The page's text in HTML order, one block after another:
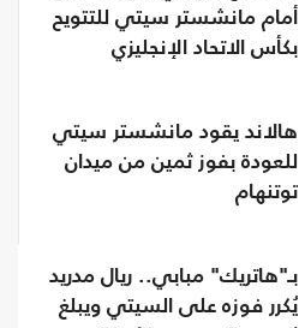
أمام مانشستر سيتي للتتويح
بكأس الاتحاد الإنجليزي
هالاند يقود مانشستر سيتي
للعودة بفوز ثمين من ميدان
توتنهام
بـ"هاتريك" مبابي.. ريال مدريد
يُكرر فوزه على السيتي ويبلغ